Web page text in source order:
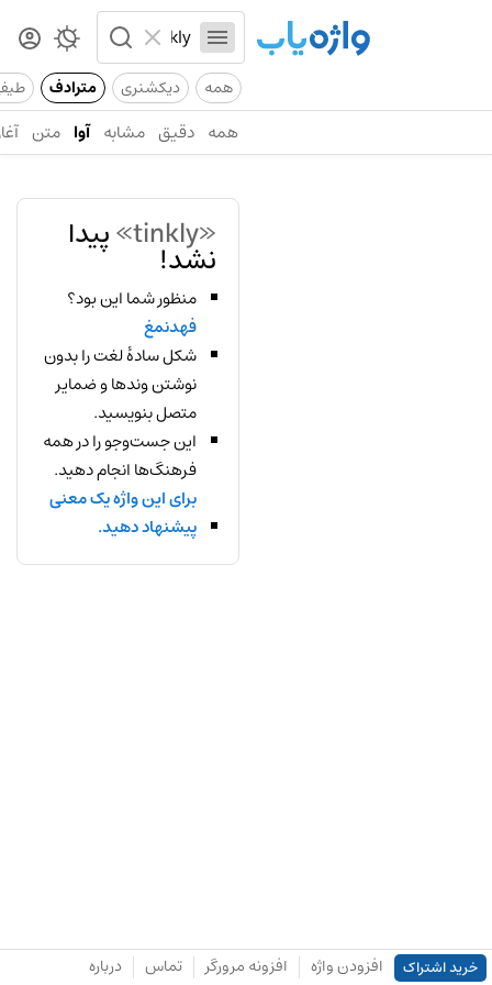
همه دیکشنری مترادف
همه دقیق مشابه آوا متن
«tinkly» پیدا
نشد!
منظور شما این بود؟
فهدنمغ
شکل سادهٔ لغت را بدون
نوشتن وندها و ضمایر
متصل بنویسید.
این جست‌وجو را در همه
فرهنگ‌ها انجام دهید.
برای این واژه یک معنی
پیشنهاد دهید.
خرید اشتراک افزودن واژه افزونه مرورگر تماس درباره